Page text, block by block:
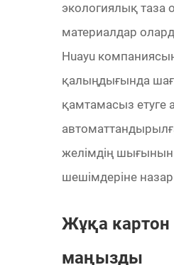
экологиялық таза
материалдар
Huayu
қалыңдығында
қамтамасыз етуге
желімдің
шешімдеріне назар
Жұқа картон
маңызды